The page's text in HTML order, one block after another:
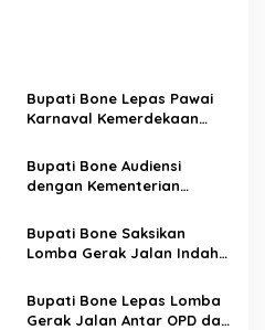
Bupati Bone Lepas Pawai
Karnaval Kemerdekaan
Sambut HUT ke-81 RI
Bupati Bone Audiensi
dengan Kementerian
Penataan Kawasan Hutan
untuk Kepastian Hak Tanah
Bupati Bone Saksikan
Lomba Gerak Jalan Indah
dan Bangkitkan Semangat
Kemerdekaan
Bupati Bone Lepas Lomba
Gerak Jalan Antar OPD dan